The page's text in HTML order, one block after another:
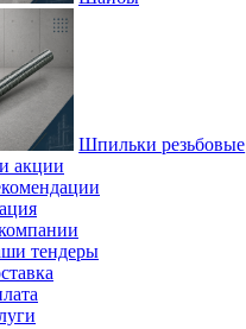
Шпильки резьбовые
акции
тендеры